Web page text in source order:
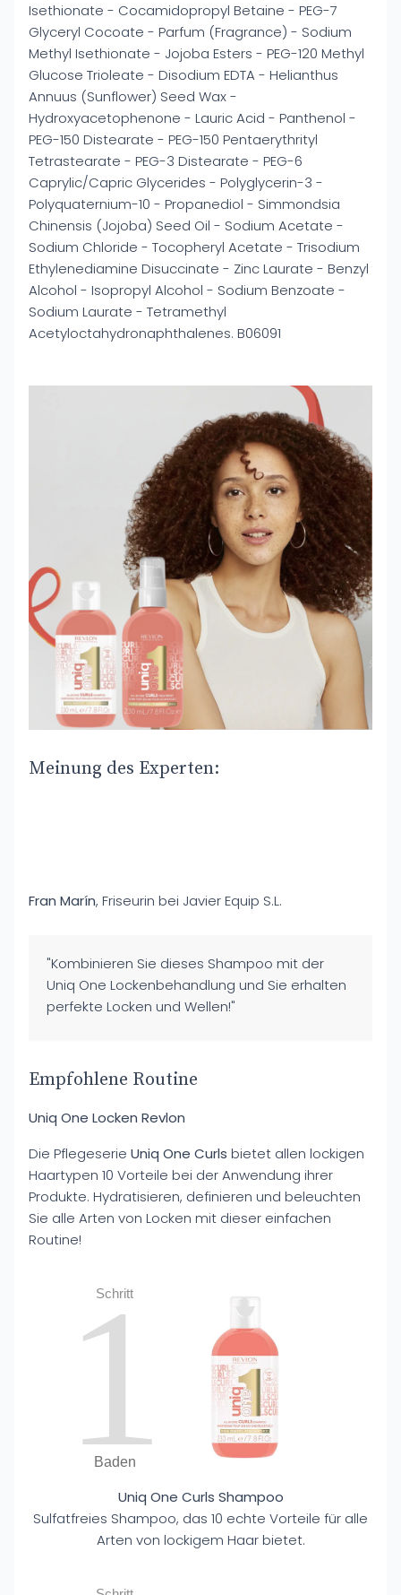
Isethionate - Cocamidopropyl Betaine - PEG-7
Glyceryl Cocoate - Parfum (Fragrance) - Sodium
Methyl Isethionate - Jojoba Esters - PEG-120 Methyl
Glucose Trioleate - Disodium EDTA - Helianthus
Annuus (Sunflower) Seed Wax -
Hydroxyacetophenone - Lauric Acid - Panthenol -
PEG-150 Distearate - PEG-150 Pentaerythrityl
Tetrastearate - PEG-3 Distearate - PEG-6
Caprylic/Capric Glycerides - Polyglycerin-3 -
Polyquaternium-10 - Propanediol - Simmondsia
Chinensis (Jojoba) Seed Oil - Sodium Acetate -
Sodium Chloride - Tocopheryl Acetate - Trisodium
Ethylenediamine Disuccinate - Zinc Laurate - Benzyl
Alcohol - Isopropyl Alcohol - Sodium Benzoate -
Sodium Laurate - Tetramethyl
Acetyloctahydronaphthalenes. B06091
Meinung des Experten:
Fran Marín, Friseurin bei Javier Equip S.L.
"Kombinieren Sie dieses Shampoo mit der
Uniq One Lockenbehandlung und Sie erhalten
perfekte Locken und Wellen!"
Empfohlene Routine
Uniq One Locken Revlon
Die Pflegeserie Uniq One Curls bietet allen lockigen
Haartypen 10 Vorteile bei der Anwendung ihrer
Produkte. Hydratisieren, definieren und beleuchten
Sie alle Arten von Locken mit dieser einfachen
Routine!
Schritt
1
Baden
Uniq One Curls Shampoo
Sulfatfreies Shampoo, das 10 echte Vorteile für alle
Arten von lockigem Haar bietet.